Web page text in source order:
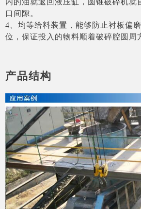
内的油就返回液压缸，圆锥破碎机就
口间隙。
4、均等给料装置，能够防止衬板偏
位，保证投入的物料顺着破碎腔圆周
产品结构